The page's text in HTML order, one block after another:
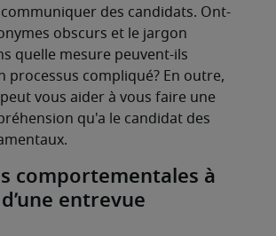
communiquer des candidats. Ont-
obscurs et le jargon
quelle mesure peuvent-ils
processus compliqué? En outre,
vous aider à vous faire une
qu'a le candidat des
comportementales à
entrevue